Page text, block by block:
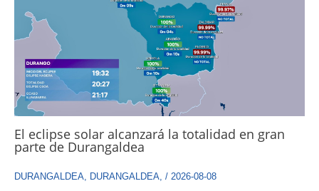
El eclipse solar alcanzará la totalidad en gran
parte de Durangaldea
DURANGALDEA, DURANGALDEA, / 2026-08-08